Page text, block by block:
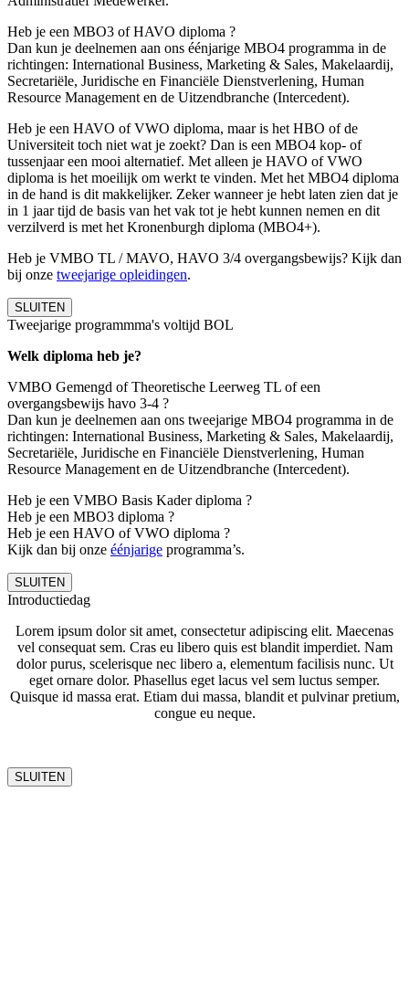
Heb je een MBO3 of HAVO diploma ?
Dan kun je deelnemen aan ons éénjarige MBO4 programma in de
richtingen: International Business, Marketing & Sales, Makelaardij,
Secretariële, Juridische en Financiële Dienstverlening, Human
Resource Management en de Uitzendbranche (Intercedent).
Heb je een HAVO of VWO diploma, maar is het HBO of de
Universiteit toch niet wat je zoekt? Dan is een MBO4 kop- of
tussenjaar een mooi alternatief. Met alleen je HAVO of VWO
diploma is het moeilijk om werkt te vinden. Met het MBO4 diploma
in de hand is dit makkelijker. Zeker wanneer je hebt laten zien dat je
in 1 jaar tijd de basis van het vak tot je hebt kunnen nemen en dit
verzilverd is met het Kronenburgh diploma (MBO4+).
Heb je VMBO TL / MAVO, HAVO 3/4 overgangsbewijs? Kijk dan
bij onze tweejarige opleidingen.
SLUITEN
Tweejarige programmma's voltijd BOL
Welk diploma heb je?
VMBO Gemengd of Theoretische Leerweg TL of een
overgangsbewijs havo 3-4 ?
Dan kun je deelnemen aan ons tweejarige MBO4 programma in de
richtingen: International Business, Marketing & Sales, Makelaardij,
Secretariële, Juridische en Financiële Dienstverlening, Human
Resource Management en de Uitzendbranche (Intercedent).
Heb je een VMBO Basis Kader diploma ?
Heb je een MBO3 diploma ?
Heb je een HAVO of VWO diploma ?
Kijk dan bij onze éénjarige programma’s.
SLUITEN
Introductiedag
Lorem ipsum dolor sit amet, consectetur adipiscing elit. Maecenas
vel consequat sem. Cras eu libero quis est blandit imperdiet. Nam
dolor purus, scelerisque nec libero a, elementum facilisis nunc. Ut
eget ornare dolor. Phasellus eget lacus vel sem luctus semper.
Quisque id massa erat. Etiam dui massa, blandit et pulvinar pretium,
congue eu neque.
SLUITEN